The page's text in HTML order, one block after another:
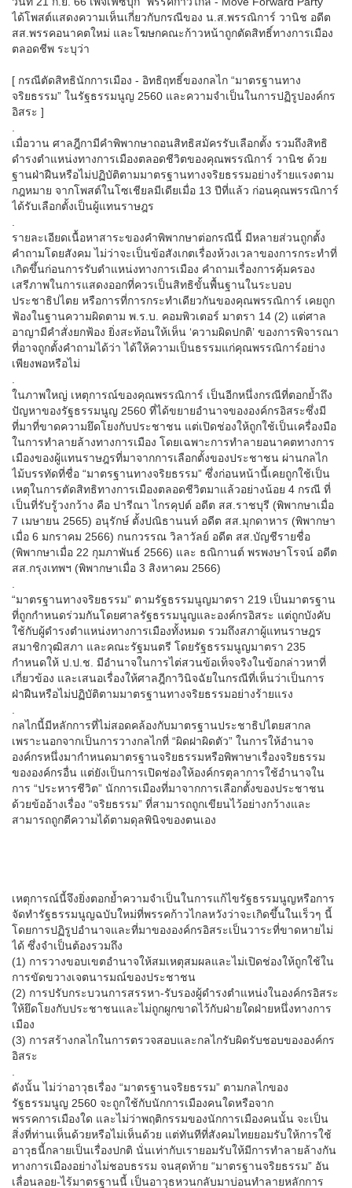
ได้โพสต์แสดงความเห็นเกี่ยวกับกรณีของ น.ส.พรรณิการ์ วานิช อดีต
สส.พรรคอนาคตใหม่ และโฆษกคณะก้าวหน้าถูกตัดสิทธิ์ทางการเมือง
ตลอดชีพ ระบุว่า
[ กรณีตัดสิทธินักการเมือง - อิทธิฤทธิ์ของกลไก “มาตรฐานทาง
จริยธรรม” ในรัฐธรรมนูญ 2560 และความจำเป็นในการปฏิรูปองค์กร
อิสระ ]
.
เมื่อวาน ศาลฎีกามีคำพิพากษาถอนสิทธิสมัครรับเลือกตั้ง รวมถึงสิทธิ
ดำรงตำแหน่งทางการเมืองตลอดชีวิตของคุณพรรณิการ์ วานิช ด้วย
ฐานฝ่าฝืนหรือไม่ปฏิบัติตามมาตรฐานทางจริยธรรมอย่างร้ายแรงตาม
กฎหมาย จากโพสต์ในโซเชียลมีเดียเมื่อ 13 ปีที่แล้ว ก่อนคุณพรรณิการ์
ได้รับเลือกตั้งเป็นผู้แทนราษฎร
.
รายละเอียดเนื้อหาสาระของคำพิพากษาต่อกรณีนี้ มีหลายส่วนถูกตั้ง
คำถามโดยสังคม ไม่ว่าจะเป็นข้อสังเกตเรื่องห้วงเวลาของการกระทำที่
เกิดขึ้นก่อนการรับตำแหน่งทางการเมือง คำถามเรื่องการคุ้มครอง
เสรีภาพในการแสดงออกที่ควรเป็นสิทธิขั้นพื้นฐานในระบอบ
ประชาธิปไตย หรือการที่การกระทำเดียวกันของคุณพรรณิการ์ เคยถูก
ฟ้องในฐานความผิดตาม พ.ร.บ. คอมพิวเตอร์ มาตรา 14 (2) แต่ศาล
อาญามีคำสั่งยกฟ้อง ยิ่งสะท้อนให้เห็น ‘ความผิดปกติ’ ของการพิจารณา
ที่อาจถูกตั้งคำถามได้ว่า ได้ให้ความเป็นธรรมแก่คุณพรรณิการ์อย่าง
เพียงพอหรือไม่
.
ในภาพใหญ่ เหตุการณ์ของคุณพรรณิการ์ เป็นอีกหนึ่งกรณีที่ตอกย้ำถึง
ปัญหาของรัฐธรรมนูญ 2560 ที่ได้ขยายอำนาจขององค์กรอิสระซึ่งมี
ที่มาที่ขาดความยึดโยงกับประชาชน แต่เปิดช่องให้ถูกใช้เป็นเครื่องมือ
ในการทำลายล้างทางการเมือง โดยเฉพาะการทำลายอนาคตทางการ
เมืองของผู้แทนราษฎรที่มาจากการเลือกตั้งของประชาชน ผ่านกลไก
ไม้บรรทัดที่ชื่อ “มาตรฐานทางจริยธรรม” ซึ่งก่อนหน้านี้เคยถูกใช้เป็น
เหตุในการตัดสิทธิทางการเมืองตลอดชีวิตมาแล้วอย่างน้อย 4 กรณี ที่
เป็นที่รับรู้วงกว้าง คือ ปารีณา ไกรคุปต์ อดีต สส.ราชบุรี (พิพากษาเมื่อ
7 เมษายน 2565) อนุรักษ์ ตั้งปณิธานนท์ อดีต สส.มุกดาหาร (พิพากษา
เมื่อ 6 มกราคม 2566) กนกวรรณ วิลาวัลย์ อดีต สส.บัญชีรายชื่อ
(พิพากษาเมื่อ 22 กุมภาพันธ์ 2566) และ ธณิกานต์ พรพงษาโรจน์ อดีต
สส.กรุงเทพฯ (พิพากษาเมื่อ 3 สิงหาคม 2566)
.
“มาตรฐานทางจริยธรรม” ตามรัฐธรรมนูญมาตรา 219 เป็นมาตรฐาน
ที่ถูกกำหนดร่วมกันโดยศาลรัฐธรรมนูญและองค์กรอิสระ แต่ถูกบังคับ
ใช้กับผู้ดำรงตำแหน่งทางการเมืองทั้งหมด รวมถึงสภาผู้แทนราษฎร
สมาชิกวุฒิสภา และคณะรัฐมนตรี โดยรัฐธรรมนูญมาตรา 235
กำหนดให้ ป.ป.ช. มีอำนาจในการไต่สวนข้อเท็จจริงในข้อกล่าวหาที่
เกี่ยวข้อง และเสนอเรื่องให้ศาลฎีกาวินิจฉัยในกรณีที่เห็นว่าเป็นการ
ฝ่าฝืนหรือไม่ปฏิบัติตามมาตรฐานทางจริยธรรมอย่างร้ายแรง
.
กลไกนี้มีหลักการที่ไม่สอดคล้องกับมาตรฐานประชาธิปไตยสากล
เพราะนอกจากเป็นการวางกลไกที่ “ผิดฝาผิดตัว” ในการให้อำนาจ
องค์กรหนึ่งมากำหนดมาตรฐานจริยธรรมหรือพิพาษาเรื่องจริยธรรม
ขององค์กรอื่น แต่ยังเป็นการเปิดช่องให้องค์กรตุลาการใช้อำนาจใน
การ “ประหารชีวิต” นักการเมืองที่มาจากการเลือกตั้งของประชาชน
ด้วยข้ออ้างเรื่อง “จริยธรรม” ที่สามารถถูกเขียนไว้อย่างกว้างและ
สามารถถูกตีความได้ตามดุลพินิจของตนเอง
เหตุการณ์นี้จึงยิ่งตอกย้ำความจำเป็นในการแก้ไขรัฐธรรมนูญหรือการ
จัดทำรัฐธรรมนูญฉบับใหม่ที่พรรคก้าวไกลหวังว่าจะเกิดขึ้นในเร็วๆ นี้
โดยการปฏิรูปอำนาจและที่มาขององค์กรอิสระเป็นวาระที่ขาดหายไม่
ได้ ซึ่งจำเป็นต้องรวมถึง
(1) การวางขอบเขตอำนาจให้สมเหตุสมผลและไม่เปิดช่องให้ถูกใช้ใน
การขัดขวางเจตนารมณ์ของประชาชน
(2) การปรับกระบวนการสรรหา-รับรองผู้ดำรงตำแหน่งในองค์กรอิสระ
ให้ยึดโยงกับประชาชนและไม่ถูกผูกขาดไว้กับฝ่ายใดฝ่ายหนึ่งทางการ
เมือง
(3) การสร้างกลไกในการตรวจสอบและกลไกรับผิดรับชอบขององค์กร
อิสระ
.
ดังนั้น ไม่ว่าอาวุธเรื่อง “มาตรฐานจริยธรรม” ตามกลไกของ
รัฐธรรมนูญ 2560 จะถูกใช้กับนักการเมืองคนใดหรือจาก
พรรคการเมืองใด และไม่ว่าพฤติกรรมของนักการเมืองคนนั้น จะเป็น
สิ่งที่ท่านเห็นด้วยหรือไม่เห็นด้วย แต่ทันทีที่สังคมไทยยอมรับให้การใช้
อาวุธนี้กลายเป็นเรื่องปกติ นั่นเท่ากับเรายอมรับให้มีการทำลายล้างกัน
ทางการเมืองอย่างไม่ชอบธรรม จนสุดท้าย “มาตรฐานจริยธรรม” อัน
เลื่อนลอย-ไร้มาตรฐานนี้ เป็นอาวุธหวนกลับมาบ่อนทำลายหลักการ